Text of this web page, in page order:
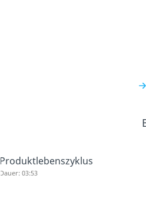
Produktlebenszyklus
Dauer: 03:53